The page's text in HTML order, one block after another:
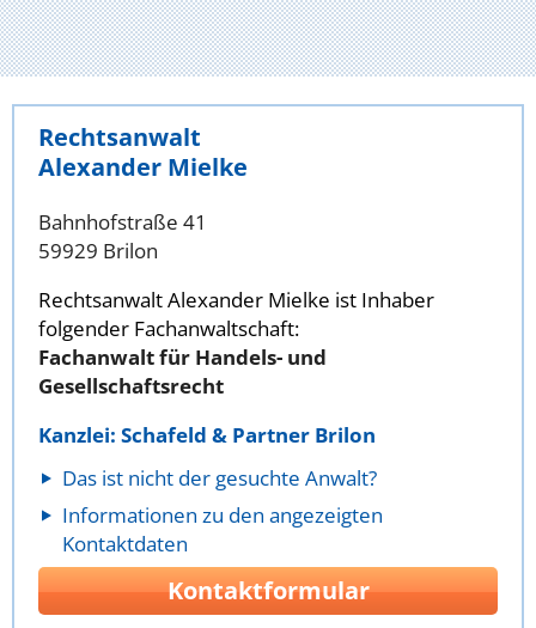
Rechtsanwalt
Alexander Mielke
Bahnhofstraße 41
59929 Brilon
Rechtsanwalt Alexander Mielke ist Inhaber
folgender Fachanwaltschaft:
Fachanwalt für Handels- und
Gesellschaftsrecht
Kanzlei: Schafeld & Partner Brilon
Das ist nicht der gesuchte Anwalt?
Informationen zu den angezeigten
Kontaktdaten
Kontaktformular